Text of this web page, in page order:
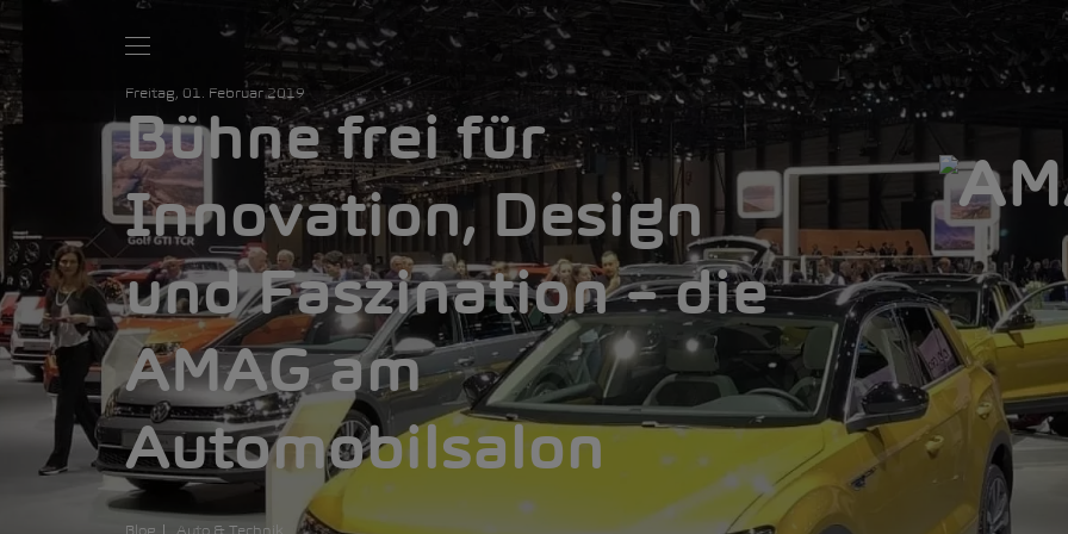
Freitag, 01. Februar 2019
Bühne frei für
Innovation, Design
und Faszination – die
AMAG am
Automobilsalon
Blog Auto & Technik